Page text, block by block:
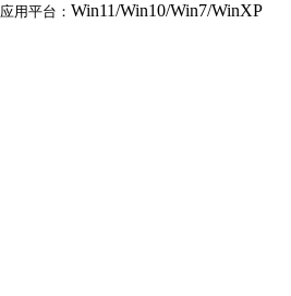
应用平台： Win11/Win10/Win7/WinXP